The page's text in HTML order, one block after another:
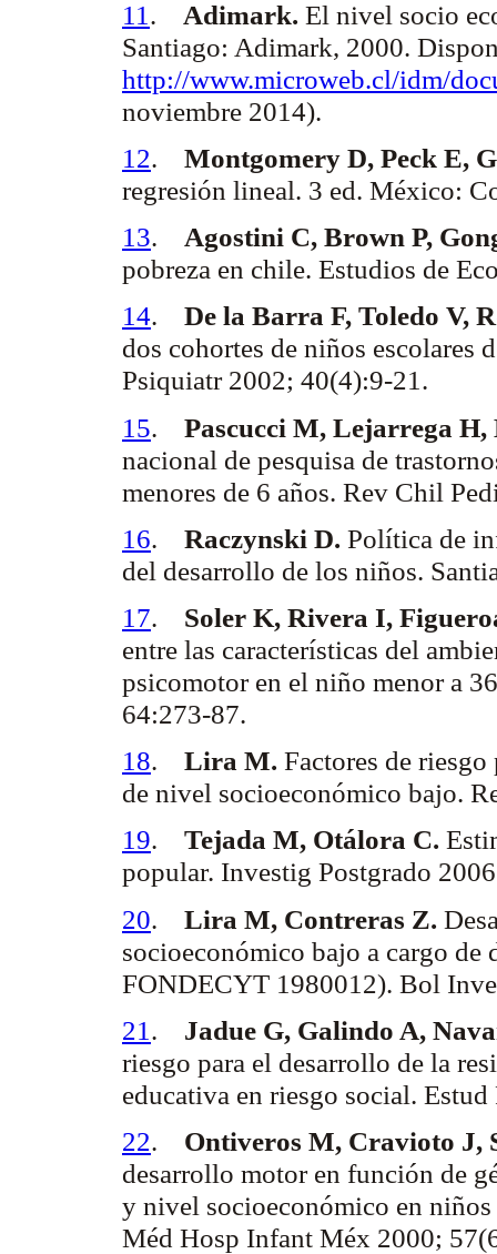
11 . Adimark. El nivel socio
Santiago: Adimark, 2000.
http://www.microweb.cl/idm/
noviembre 2014).
12. Montgomery D, Peck E,
regresión lineal. 3 ed. México:
13. Agostini C, Brown P,
pobreza en chile. Estudios de
14. De la Barra F, Toledo V,
dos cohortes de niños escolares
Psiquiatr2002; 40(4):9-21.
15. Pascucci M, Lejarrega H,
nacional de pesquisa de
menores de 6 años. Rev Chil
16. Raczynski D. Política de
del desarrollo de los niños.
17. Soler K, Rivera I,
entre las características del
psicomotor en el niño menor a
64:273-87.
18. Lira M. Factores de
de nivel socioeconómico bajo.
19. Tejada M, Otálora C.
popular. Investig Postgrado
20. Lira M, Contreras Z.
socioeconómico bajo a cargo
FONDECYT 1980012). Bol
21 . Jadue G, Galindo A,
riesgo para el desarrollo de la
educativa en riesgo social. Estud
22. Ontiveros M, Cravioto J,
desarrollo motor en función de
y nivel socioeconómico en niños
Méd Hosp Infant Méx 2000;